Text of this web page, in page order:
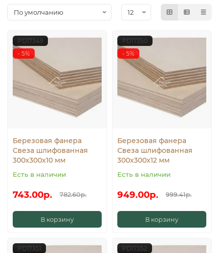
PD17349
- 5%
Березовая фанера
Свеза шлифованная
300х300х10 мм
Есть в наличии
743.00р. 782.60р.
В корзину
PD17350
- 5%
Березовая фанера
Свеза шлифованная
300х300х12 мм
Есть в наличии
949.00р. 999.41р.
В корзину
PD17351
PD17352